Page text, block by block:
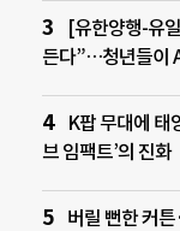
[유한양행-유
든다”…청년들이
K팝 무대에 태
브 임팩트’의 진화
버릴 뻔한 커